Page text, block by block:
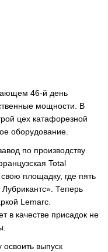
46-й день
мощности. В
цех катафорезной
оборудование.
по производству
Total
площадку, где пять
Теперь
Lemarc.
в качестве присадок не
выпуск